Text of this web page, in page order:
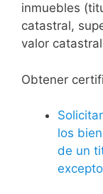
inmuebles
catastral,
valor
Obtener
los
de un